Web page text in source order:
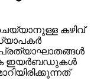
കഴിവ്
പ്രത്യാഘാതങ്ങൾ
ഇയർബഡുകൾ